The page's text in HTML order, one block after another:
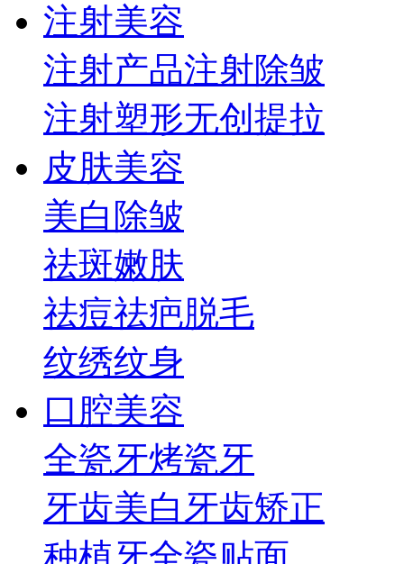
注射美容
注射产品注射除皱
注射塑形无创提拉
皮肤美容
美白 除皱
祛斑嫩肤
祛痘祛疤脱毛
纹绣纹身
口腔美容
全瓷牙烤瓷牙
牙齿美白 牙齿矫正